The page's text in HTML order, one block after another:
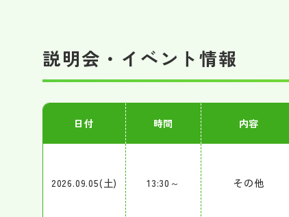
説明会・イベント情報
日付 時間 内容
2026.09.05(土) 13:30～ その他